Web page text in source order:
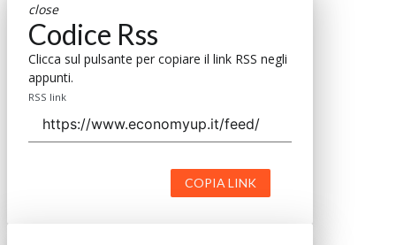
close
Codice Rss
Clicca sul pulsante per copiare il link RSS negli
appunti.
RSS link
COPIA LINK